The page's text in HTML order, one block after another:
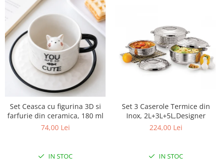
Set Ceasca cu figurina 3D si
farfurie din ceramica, 180 ml
74,00 Lei
IN STOC
Set 3 Caserole Termice din
Inox, 2L+3L+5L,Designer
224,00 Lei
IN STOC